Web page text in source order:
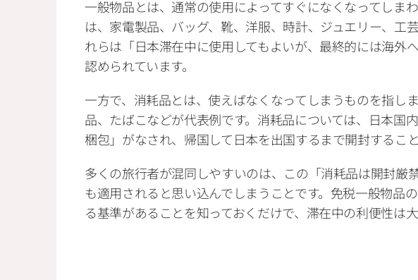
一般物品とは、通常の使用によってすぐになくなってしま
は、家電製品、バッグ、靴、洋服、時計、ジュエリー、工
れらは「日本滞在中に使用してもよいが、最終的には海外
認められています。
一方で、消耗品とは、使えばなくなってしまうものを指し
品、たばこなどが代表例です。消耗品については、日本国
梱包」がなされ、帰国して日本を出国するまで開封するこ
多くの旅行者が混同しやすいのは、この「消耗品は開封厳
も適用されると思い込んでしまうことです。免税一般物品
る基準があることを知っておくだけで、滞在中の利便性は大